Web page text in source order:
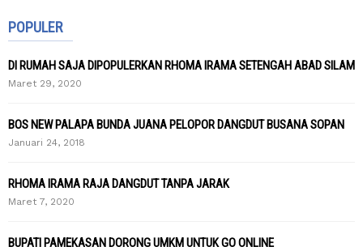
POPULER
DI RUMAH SAJA DIPOPULERKAN RHOMA IRAMA SETENGAH ABAD SILAM
Maret 29, 2020
BOS NEW PALAPA BUNDA JUANA PELOPOR DANGDUT BUSANA SOPAN
Januari 24, 2018
RHOMA IRAMA RAJA DANGDUT TANPA JARAK
Maret 7, 2020
BUPATI PAMEKASAN DORONG UMKM UNTUK GO ONLINE